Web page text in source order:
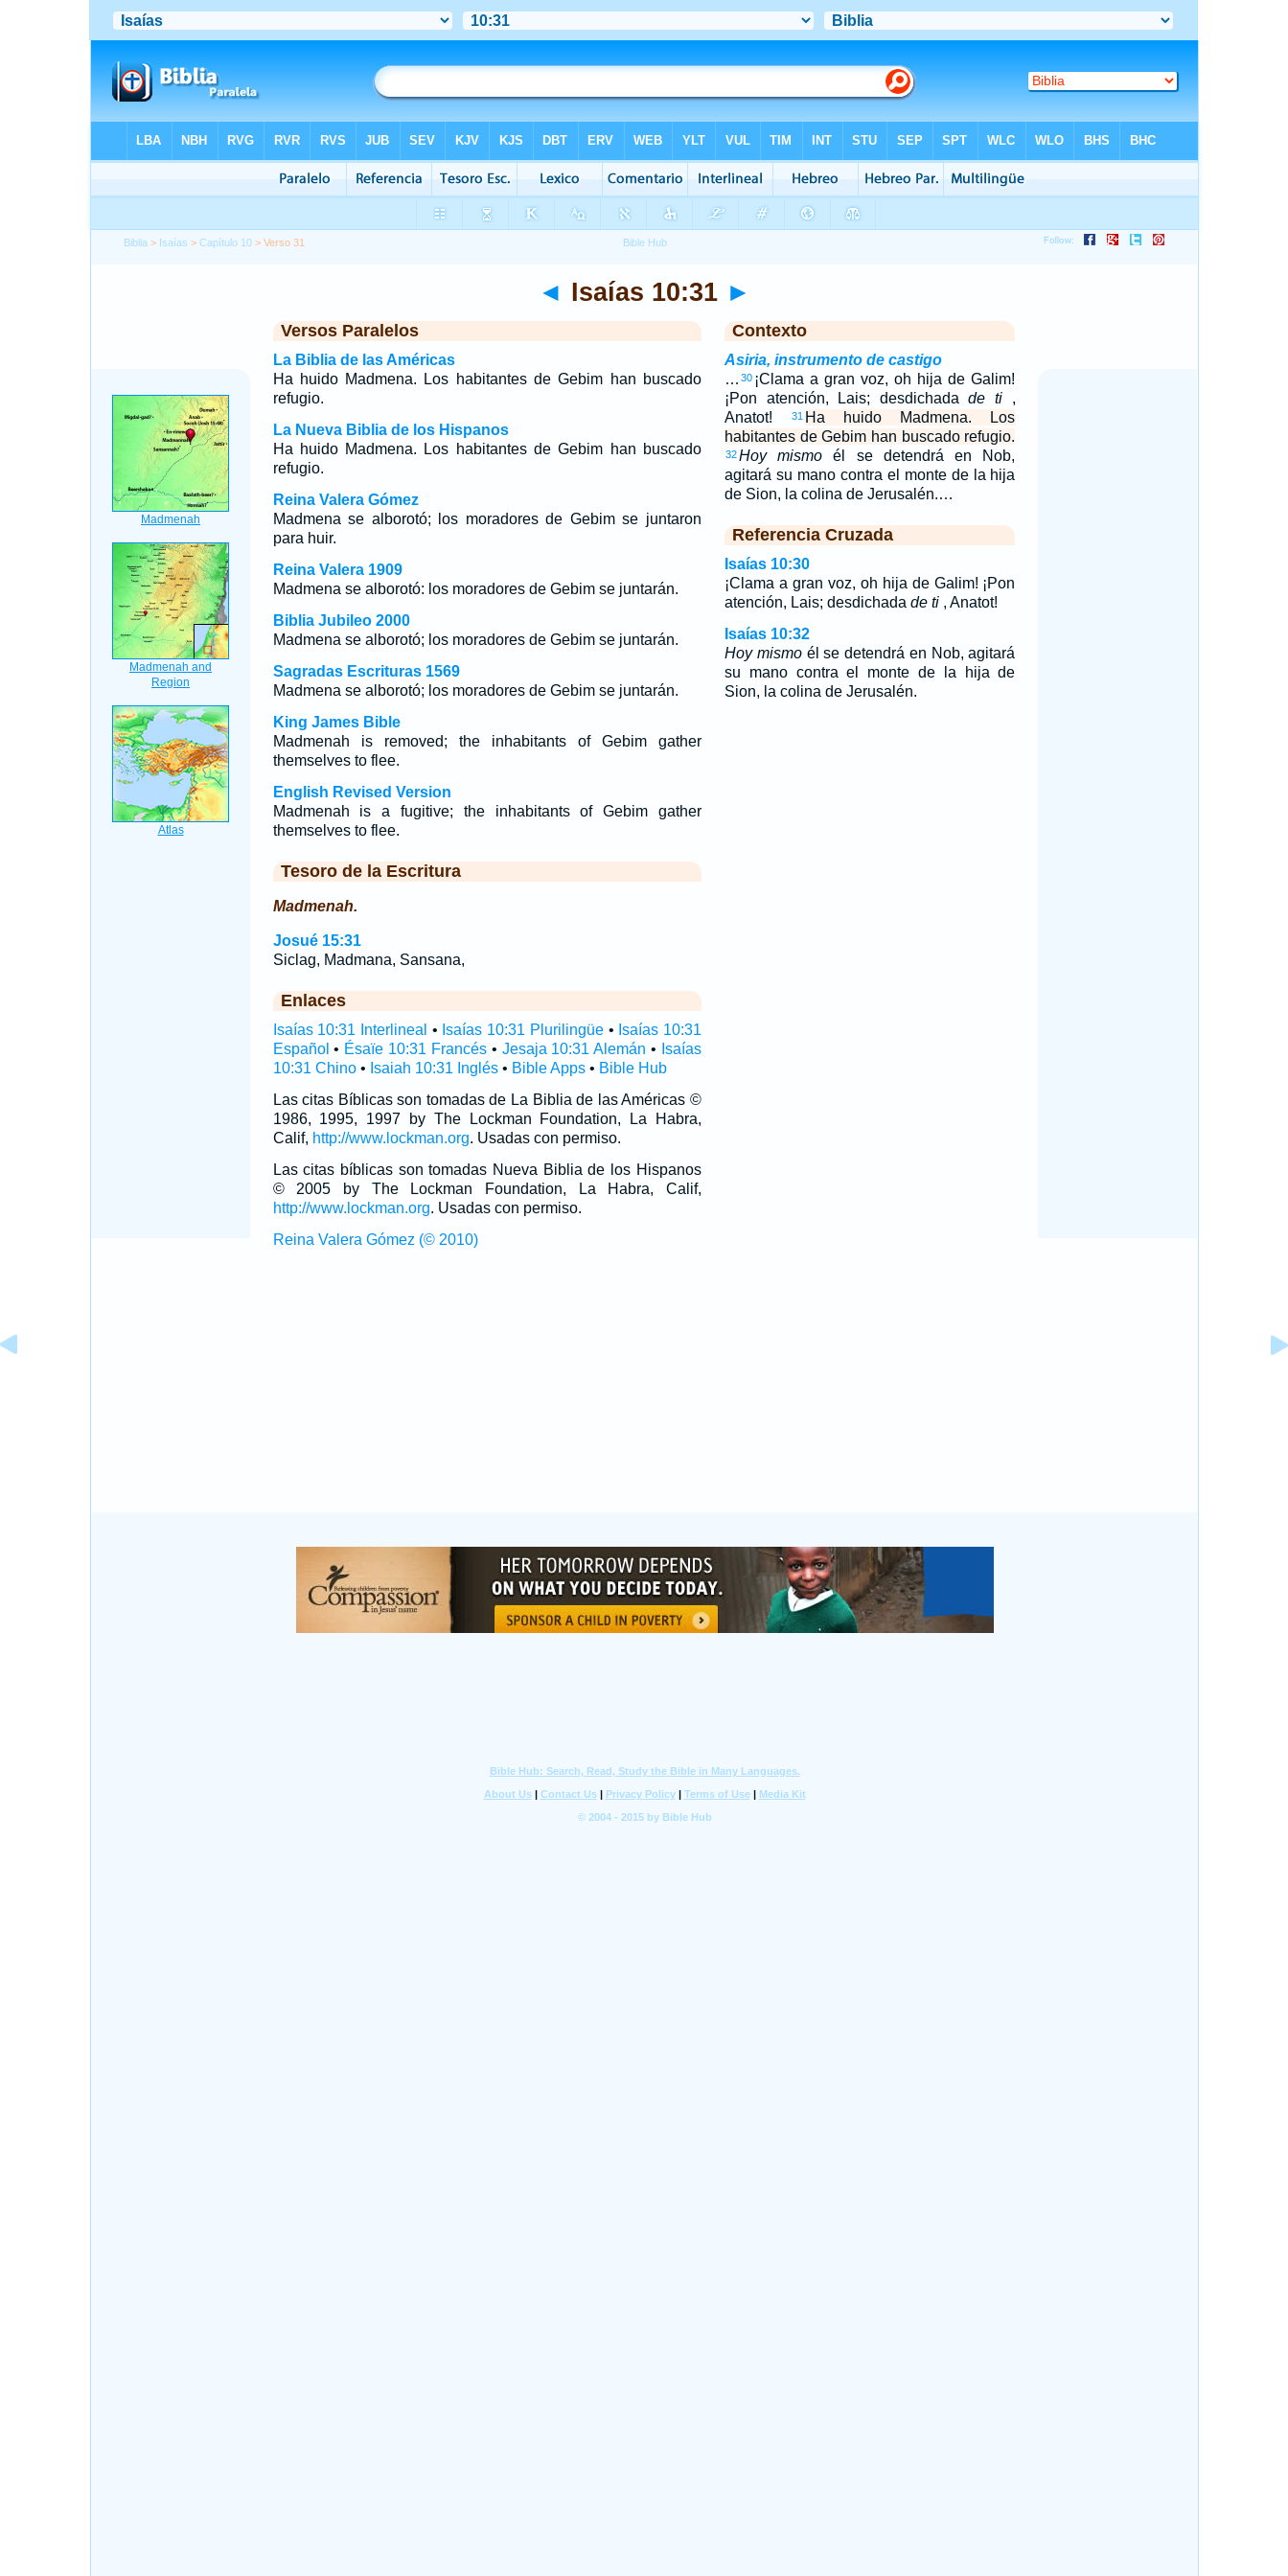
Biblia > Isaías >Capítulo 10 > Verso 31
◄ Isaías 10:31 ►
Versos Paralelos
La Biblia de las Américas
Ha huido Madmena. Los habitantes de Gebim han buscado
refugio.
La Nueva Biblia de los Hispanos
Ha huido Madmena. Los habitantes de Gebim han buscado
refugio.
Reina Valera Gómez
Madmena se alborotó; los moradores de Gebim se juntaron
para huir.
Reina Valera 1909
Madmena se alborotó: los moradores de Gebim se juntarán.
Biblia Jubileo 2000
Madmena se alborotó; los moradores de Gebim se juntarán.
Sagradas Escrituras 1569
Madmena se alborotó; los moradores de Gebim se juntarán.
King James Bible
Madmenah is removed; the inhabitants of Gebim gather
themselves to flee.
English Revised Version
Madmenah is a fugitive; the inhabitants of Gebim gather
themselves to flee.
Tesoro de la Escritura
Madmenah.
Josué 15:31
Siclag, Madmana, Sansana,
Enlaces
Isaías 10:31 Interlineal • Isaías 10:31 Plurilingüe• Isaías 10:31
Español • Ésaïe 10:31 Francés• Jesaja 10:31 Alemán • Isaías
10:31 Chino• Isaiah 10:31 Inglés• Bible Apps• Bible Hub
Las citas Bíblicas son tomadas de La Biblia de las Américas ©
1986, 1995, 1997 by The Lockman Foundation, La Habra,
Calif, http://www.lockman.org. Usadas con permiso.
Las citas bíblicas son tomadas Nueva Biblia de los Hispanos
© 2005 by The Lockman Foundation, La Habra, Calif,
http://www.lockman.org. Usadas con permiso.
Reina Valera Gómez (© 2010)
Contexto
Asiria, instrumento de castigo
… 30 ¡Clama a gran voz, oh hija de Galim!
¡Pon atención, Lais; desdichadade ti,
Anatot!
31 Ha huido Madmena. Los
habitantes de Gebim han buscado refugio.
32Hoy mismo él se detendrá en Nob,
agitará su mano contra el monte de la hija
de Sion, la colina de Jerusalén.…
Referencia Cruzada
Isaías 10:30
¡Clama a gran voz, oh hija de Galim! ¡Pon
atención, Lais; desdichada de ti, Anatot!
Isaías 10:32
Hoy mismoél se detendrá en Nob, agitará
su mano contra el monte de la hija de
Sion, la colina de Jerusalén.